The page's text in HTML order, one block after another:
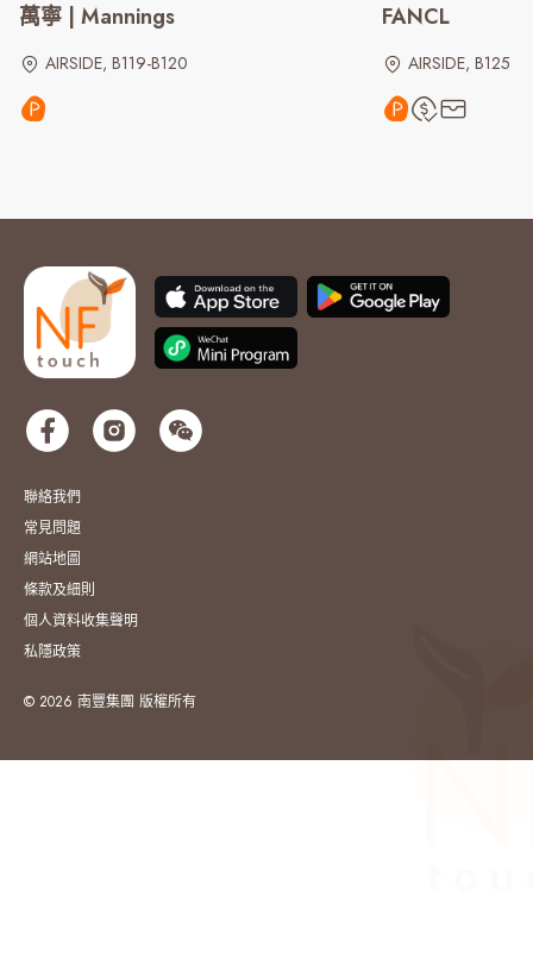
萬寧 | Mannings
AIRSIDE, B119-B120
FANCL
AIRSIDE, B125
聯絡我們
常見問題
網站地圖
條款及細則
個人資料收集聲明
私隱政策
© 2026 南豐集團 版權所有